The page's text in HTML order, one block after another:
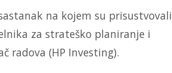
na kojem su prisustvovali
za strateško planiranje i
radova (HP Investing).